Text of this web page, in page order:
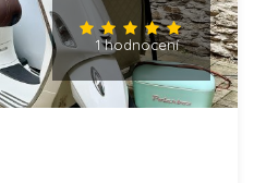
1 hodnocení